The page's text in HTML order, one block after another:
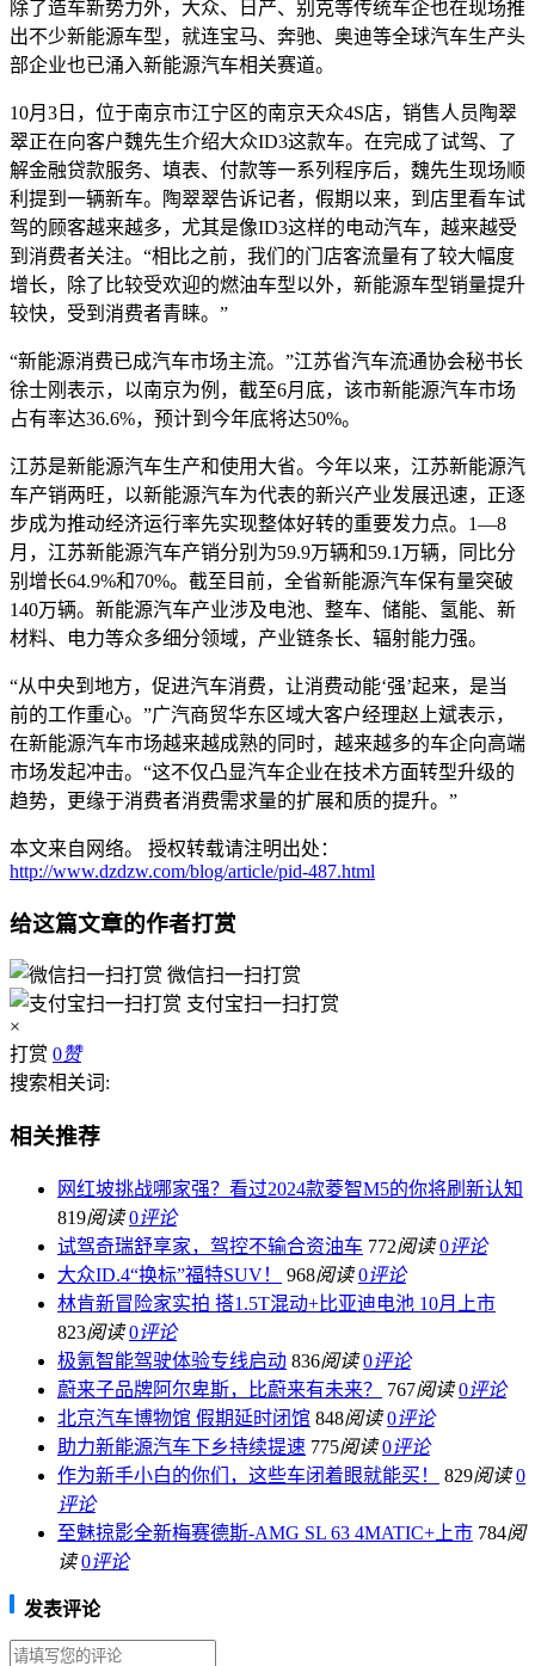
除了造车新势力外，大众、日产、别克等传统车企也在现场推
出不少新能源车型，就连宝马、奔驰、奥迪等全球汽车生产头
部企业也已涌入新能源汽车相关赛道。
10月3日，位于南京市江宁区的南京天众4S店，销售人员陶翠
翠正在向客户魏先生介绍大众ID3这款车。在完成了试驾、了
解金融贷款服务、填表、付款等一系列程序后，魏先生现场顺
利提到一辆新车。陶翠翠告诉记者，假期以来，到店里看车试
驾的顾客越来越多，尤其是像ID3这样的电动汽车，越来越受
到消费者关注。“相比之前，我们的门店客流量有了较大幅度
增长，除了比较受欢迎的燃油车型以外，新能源车型销量提升
较快，受到消费者青睐。”
“新能源消费已成汽车市场主流。”江苏省汽车流通协会秘书长
徐士刚表示，以南京为例，截至6月底，该市新能源汽车市场
占有率达36.6%，预计到今年底将达50%。
江苏是新能源汽车生产和使用大省。今年以来，江苏新能源汽
车产销两旺，以新能源汽车为代表的新兴产业发展迅速，正逐
步成为推动经济运行率先实现整体好转的重要发力点。1—8
月，江苏新能源汽车产销分别为59.9万辆和59.1万辆，同比分
别增长64.9%和70%。截至目前，全省新能源汽车保有量突破
140万辆。新能源汽车产业涉及电池、整车、储能、氢能、新
材料、电力等众多细分领域，产业链条长、辐射能力强。
“从中央到地方，促进汽车消费，让消费动能‘强’起来，是当
前的工作重心。”广汽商贸华东区域大客户经理赵上斌表示，
在新能源汽车市场越来越成熟的同时，越来越多的车企向高端
市场发起冲击。“这不仅凸显汽车企业在技术方面转型升级的
趋势，更缘于消费者消费需求量的扩展和质的提升。”
本文来自网络。 授权转载请注明出处：
http://www.dzdzw.com/blog/article/pid-487.html
给这篇文章的作者打赏
微信扫一扫打赏
支付宝扫一扫打赏
×
打赏 0赞
搜索相关词:
相关推荐
网红坡挑战哪家强？看过2024款菱智M5的你将刷新认知
819阅读 0评论
试驾奇瑞舒享家，驾控不输合资油车 772阅读 0评论
大众ID.4“换标”福特SUV！
968阅读 0评论
林肯新冒险家实拍 搭1.5T混动+比亚迪电池 10月上市
823阅读 0评论
极氪智能驾驶体验专线启动 836阅读 0评论
蔚来子品牌阿尔卑斯，比蔚来有未来？
767阅读 0评论
北京汽车博物馆 假期延时闭馆 848阅读 0评论
助力新能源汽车下乡持续提速 775阅读 0评论
作为新手小白的你们，这些车闭着眼就能买！
829阅读 0
评论
至魅掠影全新梅赛德斯-AMG SL 63 4MATIC+上市 784阅
读 0评论
发表评论